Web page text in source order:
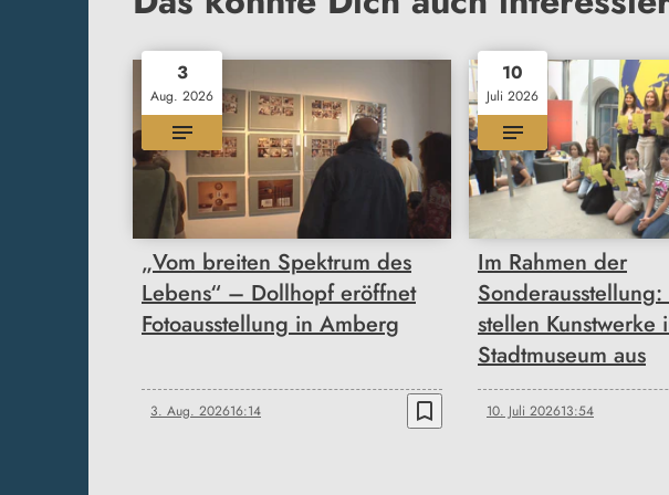
3
Aug. 2026
„Vom breiten Spektrum des
Lebens“ – Dollhopf eröffnet
Fotoausstellung in Amberg
3. Aug. 202616:14 bookmark_border
10
Juli 2026
Im Rahmen der
stellen Kunstwerke
Stadtmuseum aus
10. Juli 202613:54